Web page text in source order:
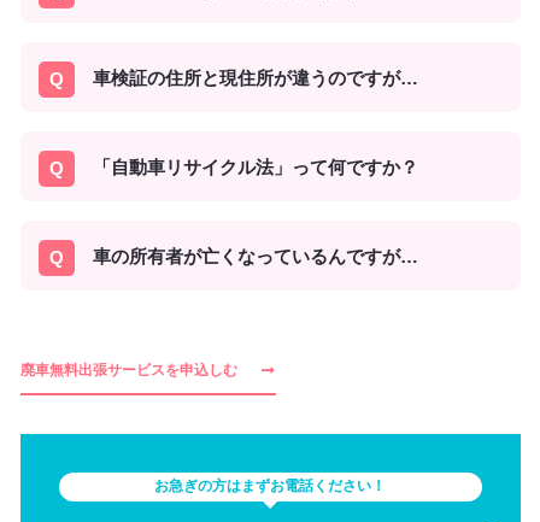
車検証の住所と現住所が違うのですが…
「自動車リサイクル法」って何ですか？
車の所有者が亡くなっているんですが…
廃車無料出張サービスを申込しむ
お急ぎの方はまずお電話ください！